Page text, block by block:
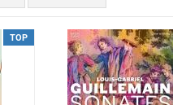
TOP